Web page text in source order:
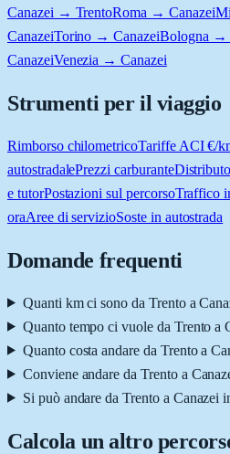
Canazei → TrentoRoma → Canazei
CanazeiTorino → CanazeiBologna →
CanazeiVenezia → Canazei
Strumenti per il viaggio
Rimborso chilometricoTariffe ACI €/
autostradalePrezzi carburante
e tutorPostazioni sul percorsoTraffico
oraAree di servizioSoste in autostrada
Domande frequenti
Quanti km ci sono da Trento a
Quanto tempo ci vuole da Trento a
Quanto costa andare da Trento a
Conviene andare da Trento a
Si può andare da Trento a Canazei
Calcola un altro